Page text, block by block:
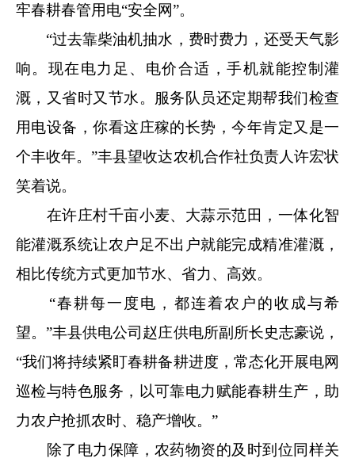
牢春耕春管用电“安全网”。
“过去靠柴油机抽水，费时费力，还受天气影
响。现在电力足、电价合适，手机就能控制灌
溉，又省时又节水。服务队员还定期帮我们检查
用电设备，你看这庄稼的长势，今年肯定又是一
个丰收年。”丰县望收达农机合作社负责人许宏状
笑着说。
在许庄村千亩小麦、大蒜示范田，一体化智
能灌溉系统让农户足不出户就能完成精准灌溉，
相比传统方式更加节水、省力、高效。
“春耕每一度电，都连着农户的收成与希
望。”丰县供电公司赵庄供电所副所长史志豪说，
“我们将持续紧盯春耕备耕进度，常态化开展电网
巡检与特色服务，以可靠电力赋能春耕生产，助
力农户抢抓农时、稳产增收。”
除了电力保障，农药物资的及时到位同样关